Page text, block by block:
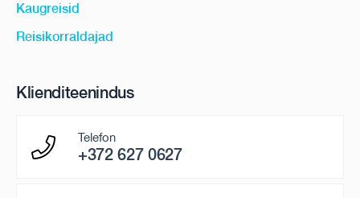
Kaugreisid
Reisikorraldajad
Klienditeenindus
Telefon
+372 627 0627